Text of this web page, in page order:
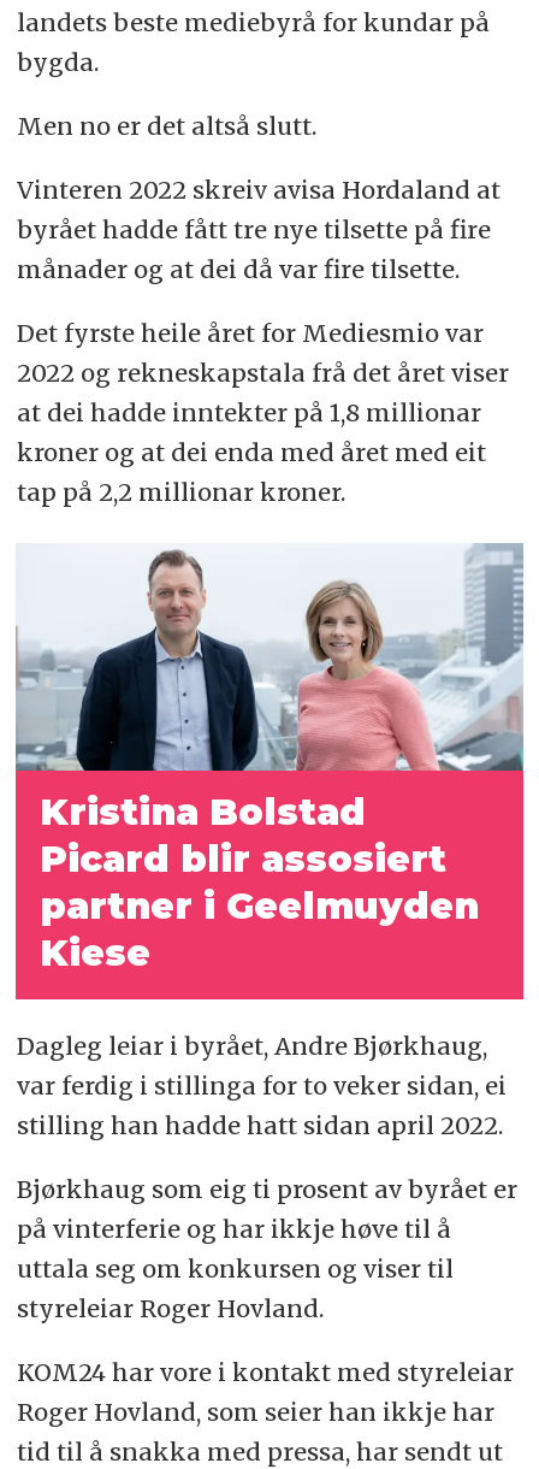
landets beste mediebyrå for kundar på
bygda.
Men no er det altså slutt.
Vinteren 2022 skreiv avisa Hordaland at
byrået hadde fått tre nye tilsette på fire
månader og at dei då var fire tilsette.
Det fyrste heile året for Mediesmio var
2022 og rekneskapstala frå det året viser
at dei hadde inntekter på 1,8 millionar
kroner og at dei enda med året med eit
tap på 2,2 millionar kroner.
Kristina Bolstad
Picard blir assosiert
partner i Geelmuyden
Kiese
Dagleg leiar i byrået, Andre Bjørkhaug,
var ferdig i stillinga for to veker sidan, ei
stilling han hadde hatt sidan april 2022.
Bjørkhaug som eig ti prosent av byrået er
på vinterferie og har ikkje høve til å
uttala seg om konkursen og viser til
styreleiar Roger Hovland.
KOM24 har vore i kontakt med styreleiar
Roger Hovland, som seier han ikkje har
tid til å snakka med pressa, har sendt ut